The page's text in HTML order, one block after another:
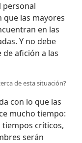
personal
que las mayores
en las
Y no debe
afición a las
de esta situación?
con lo que las
mucho tiempo:
tiempos críticos,
serán